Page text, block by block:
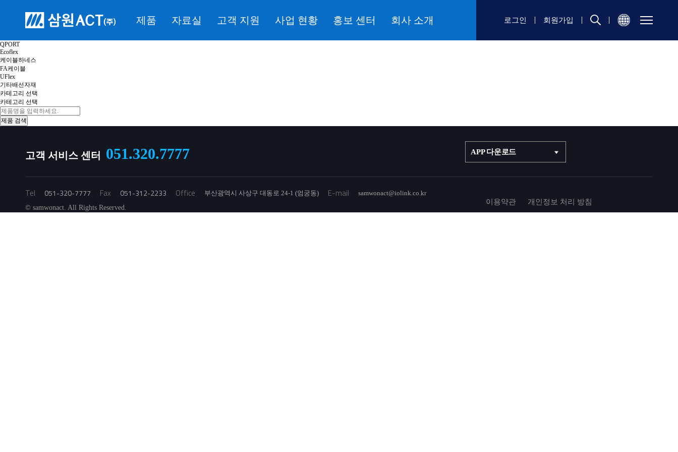
제품 자료실 고객 지원 사업 현황 홍보 센터 회사 소개 로그인 회원가입
브랜드 선택
브랜드 선택
QPORT
Ecoflex
케이블하네스
FA케이블
UFlex
기타배선자재
카테고리 선택
카테고리 선택
고객 서비스 센터 051.320.7777 APP 다운로드
Tel 051-320-7777 Fax 051-312-2233 Office 부산광역시 사상구 대동로 24-1 (엄궁동) E-mail
samwonact@iolink.co.kr
© samwonact. All Rights Reserved.
이용약관 개인정보 처리 방침